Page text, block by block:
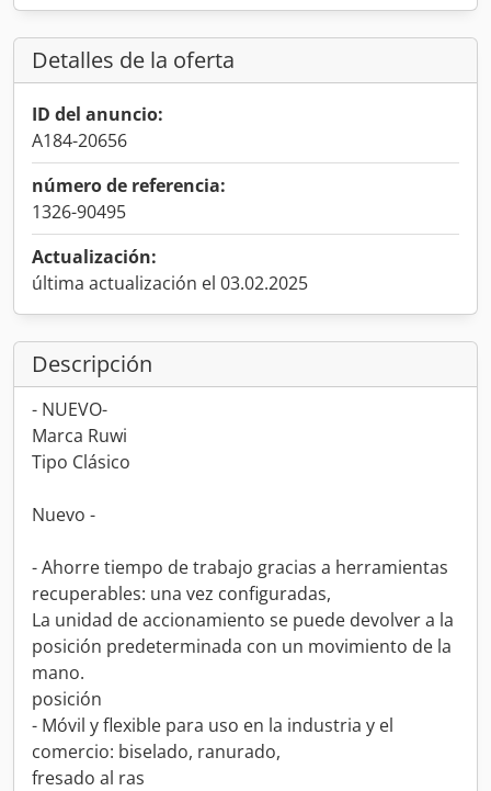
Detalles de la oferta
ID del anuncio:
A184-20656
número de referencia:
1326-90495
Actualización:
última actualización el 03.02.2025
Descripción
- NUEVO-
Marca Ruwi
Tipo Clásico
Nuevo -
- Ahorre tiempo de trabajo gracias a herramientas
recuperables: una vez configuradas,
La unidad de accionamiento se puede devolver a la
posición predeterminada con un movimiento de la
mano.
posición
- Móvil y flexible para uso en la industria y el
comercio: biselado, ranurado,
fresado al ras